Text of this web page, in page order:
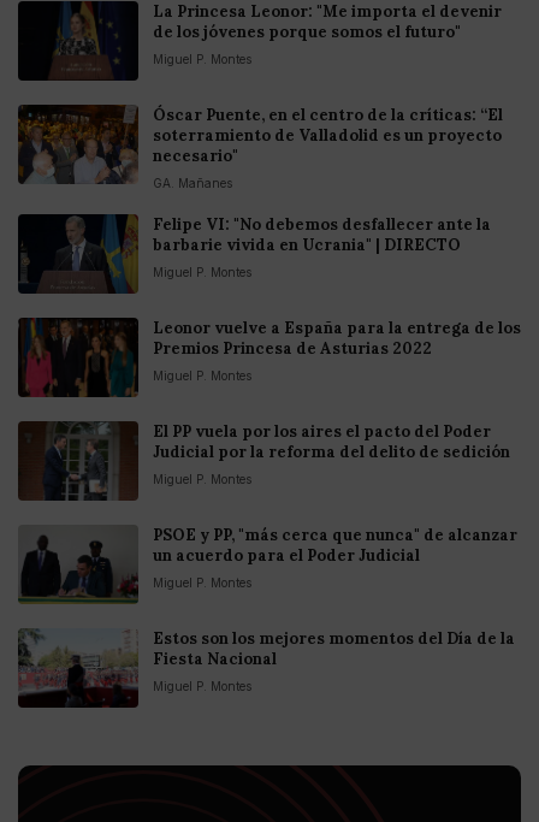
La Princesa Leonor: "Me importa el devenir
de los jóvenes porque somos el futuro"
Miguel P. Montes
Óscar Puente, en el centro de la críticas: “El
soterramiento de Valladolid es un proyecto
necesario"
GA. Mañanes
Felipe VI: "No debemos desfallecer ante la
barbarie vivida en Ucrania" | DIRECTO
Miguel P. Montes
Leonor vuelve a España para la entrega de los
Premios Princesa de Asturias 2022
Miguel P. Montes
El PP vuela por los aires el pacto del Poder
Judicial por la reforma del delito de sedición
Miguel P. Montes
PSOE y PP, "más cerca que nunca" de alcanzar
un acuerdo para el Poder Judicial
Miguel P. Montes
Estos son los mejores momentos del Día de la
Fiesta Nacional
Miguel P. Montes